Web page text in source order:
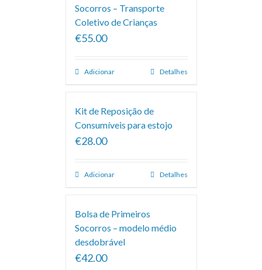
Socorros – Transporte
Coletivo de Crianças
€55.00
Adicionar Detalhes
Kit de Reposição de
Consumíveis para estojo
€28.00
Adicionar Detalhes
Bolsa de Primeiros
Socorros – modelo médio
desdobrável
€42.00